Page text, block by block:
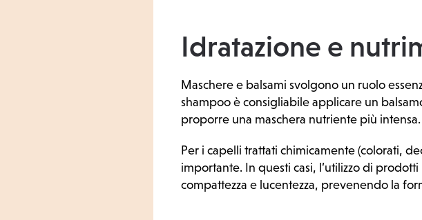
Idratazione e
Maschere e balsami svolgono un ruolo
shampoo è consigliabile applicare un
proporre una maschera nutriente più intensa.
Per i capelli trattati chimicamente (colorati,
importante. In questi casi, l’utilizzo di
compattezza e lucentezza, prevenendo la